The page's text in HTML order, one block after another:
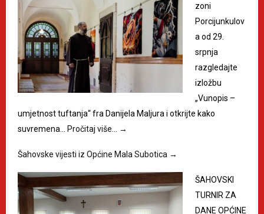
zoni
Porcijunkulov
a od 29.
srpnja
razgledajte
izložbu
„Vunopis –
umjetnost tuftanja“ fra Danijela Maljura i otkrijte kako
suvremena… Pročitaj više… →
Šahovske vijesti iz Općine Mala Subotica →
ŠAHOVSKI
TURNIR ZA
DANE OPĆINE